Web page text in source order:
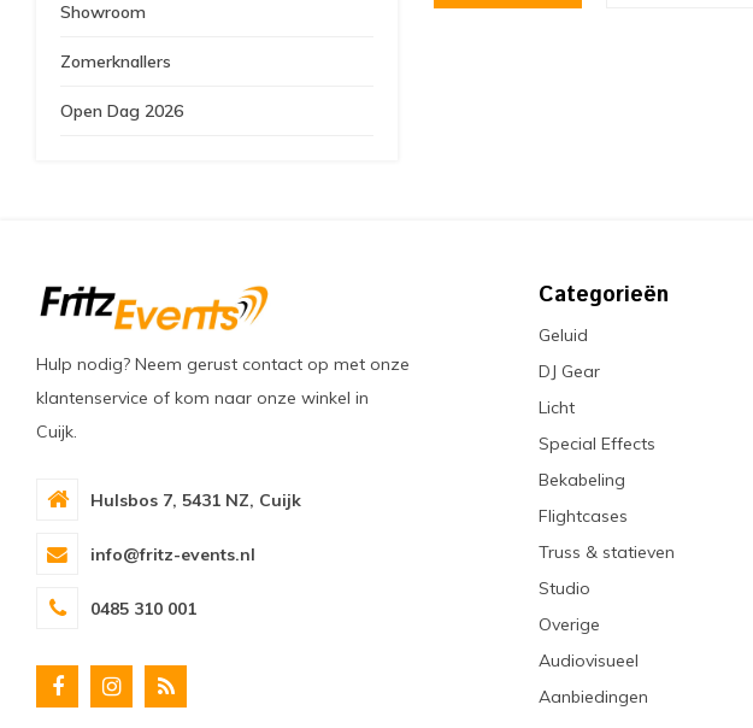
Showroom
Zomerknallers
Open Dag 2026
Hulp nodig? Neem gerust contact op met onze
klantenservice of kom naar onze winkel in
Cuijk.
Hulsbos 7, 5431 NZ, Cuijk
info@fritz-events.nl
0485 310 001
Categorieën
Geluid
DJ Gear
Licht
Special Effects
Bekabeling
Flightcases
Truss & statieven
Studio
Overige
Audiovisueel
Aanbiedingen